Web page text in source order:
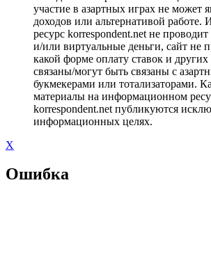
участие в азартных играх не может
доходов или альтернативой
ресурс korrespondent.net не
и/или виртуальные деньги, сайт не
какой форме оплату ставок и
связаны/могут быть связаны с
букмекерами или тотализаторами.
материалы на информационном
korrespondent.net публикуются
информационных целях.
X
Ошибка